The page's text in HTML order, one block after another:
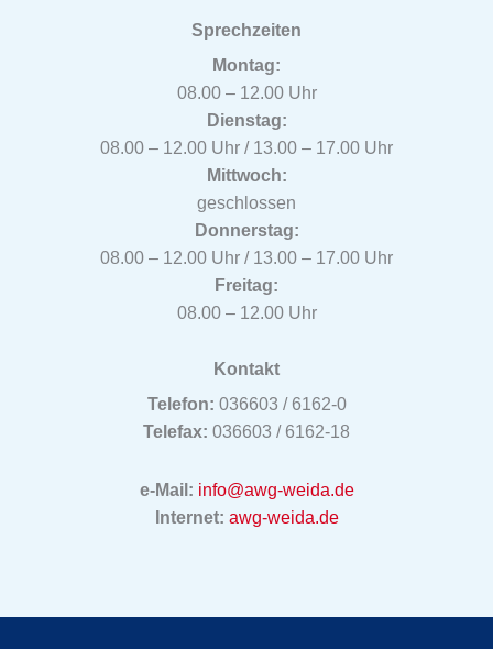
Sprechzeiten
Montag:
08.00 – 12.00 Uhr
Dienstag:
08.00 – 12.00 Uhr / 13.00 – 17.00 Uhr
Mittwoch:
geschlossen
Donnerstag:
08.00 – 12.00 Uhr / 13.00 – 17.00 Uhr
Freitag:
08.00 – 12.00 Uhr
Kontakt
Telefon: 036603 / 6162-0
Telefax: 036603 / 6162-18
e-Mail: info@awg-weida.de
Internet: awg-weida.de